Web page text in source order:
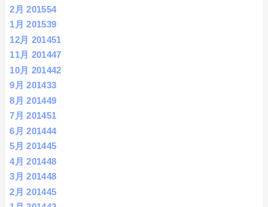
2月 201554
1月 201539
12月 201451
11月 201447
10月 201442
9月 201433
8月 201449
7月 201451
6月 201444
5月 201445
4月 201448
3月 201448
2月 201445